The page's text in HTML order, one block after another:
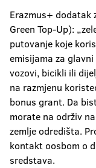
Erazmus+ dodatak
Green Top-Up):
putovanje koje
emisijama za
vozovi, bicikli ili
na razmjenu
bonus grant. Da
morate na održiv
zemlje odredišta.
kontakt oosbom o
sredstava.